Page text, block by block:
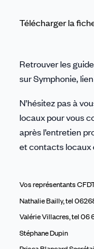
Télécharger la
Retrouver les
sur Symphonie,
N’hésitez pas à
locaux pour vous
après l’entretien
et contacts locaux
Vos représentants
Nathalie Bailly, tel
Valérie Villacres, tel 06
Stéphane Dupin